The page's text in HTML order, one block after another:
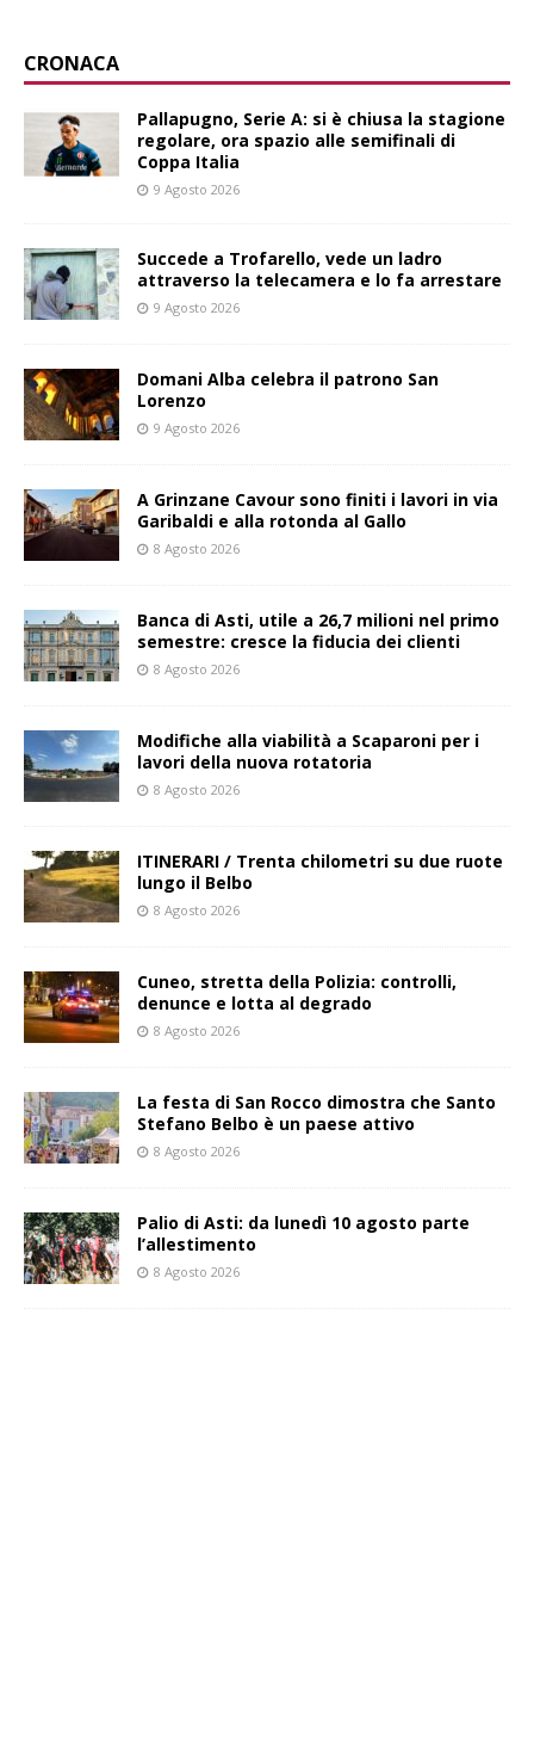
CRONACA
Pallapugno, Serie A: si è chiusa la stagione
regolare, ora spazio alle semifinali di
Coppa Italia
9 Agosto 2026
Succede a Trofarello, vede un ladro
attraverso la telecamera e lo fa arrestare
9 Agosto 2026
Domani Alba celebra il patrono San
Lorenzo
9 Agosto 2026
A Grinzane Cavour sono finiti i lavori in via
Garibaldi e alla rotonda al Gallo
8 Agosto 2026
Banca di Asti, utile a 26,7 milioni nel primo
semestre: cresce la fiducia dei clienti
8 Agosto 2026
Modifiche alla viabilità a Scaparoni per i
lavori della nuova rotatoria
8 Agosto 2026
ITINERARI / Trenta chilometri su due ruote
lungo il Belbo
8 Agosto 2026
Cuneo, stretta della Polizia: controlli,
denunce e lotta al degrado
8 Agosto 2026
La festa di San Rocco dimostra che Santo
Stefano Belbo è un paese attivo
8 Agosto 2026
Palio di Asti: da lunedì 10 agosto parte
l’allestimento
8 Agosto 2026